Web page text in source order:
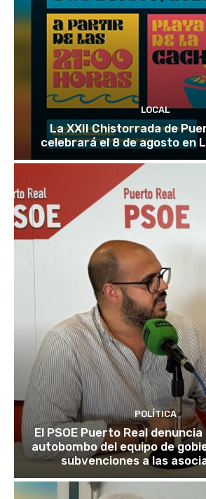
LOCAL
La XXII Chistorrada de
celebrará el 8 de agosto en
POLÍTICA
El PSOE Puerto Real
autobombo del equipo de
subvenciones a las